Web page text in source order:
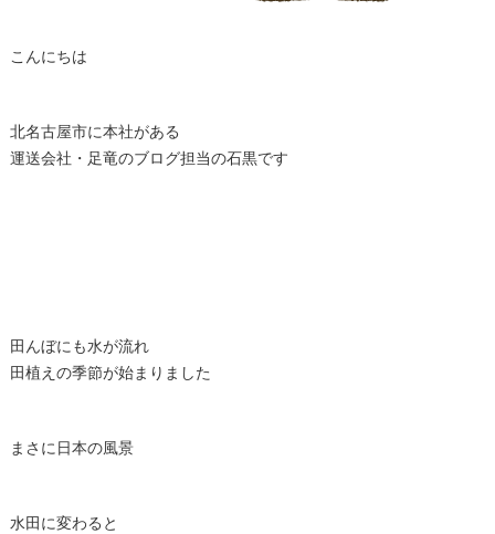
こんにちは
北名古屋市に本社がある
運送会社・足竜のブログ担当の石黒です
田んぼにも水が流れ
田植えの季節が始まりました
まさに日本の風景
水田に変わると